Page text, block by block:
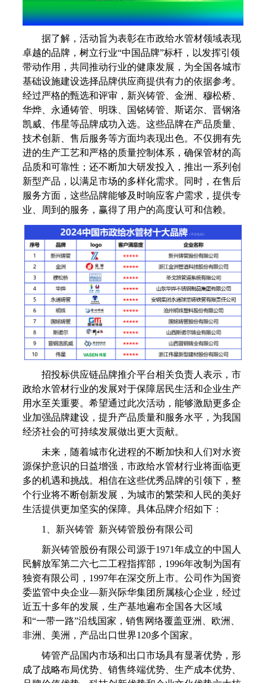
据了解，活动旨为表彰在市政给水管材领域表现
卓越的品牌，树立行业“中国品牌”标杆，以发挥引领
带动作用，共同推动行业的健康发展，为全国各城市
基础设施建设选择品牌供应商提供有力的依据参考。
经过严格的甄选和评审，新兴铸管、金洲、穆松桥、
华烨、永通铸管、明珠、国铭铸管、斯诺尔、晋钢洛
凯威、伟星等品牌成功入选。这些品牌在产品质量、
技术创新、售后服务等方面均表现出色。不仅拥有先
进的生产工艺和严格的质量控制体系，确保管材的高
品质和可靠性；还不断加大研发投入，推出一系列创
新型产品，以满足市场的多样化需求。同时，在售后
服务方面，这些品牌能够及时响应客户需求，提供专
业、周到的服务，赢得了用户的高度认可和信赖。
招投标供应链品牌推介平台相关负责人表示，市
政给水管材行业的发展对于保障居民生活和企业生产
用水至关重要。希望通过此次活动，能够激励更多企
业加强品牌建设，提升产品质量和服务水平，为我国
经济社会的可持续发展做出更大贡献。
未来，随着城市化进程的不断加快和人们对水资
源保护意识的日益增强，市政给水管材行业将面临更
多的机遇和挑战。相信在这些优秀品牌的引领下，整
个行业将不断创新发展，为城市的繁荣和人民的美好
生活提供更加坚实的保障。具体品牌介绍如下：
1、新兴铸管 新兴铸管股份有限公司
新兴铸管股份有限公司源于1971年成立的中国人
民解放军第二六七二工程指挥部，1996年改制为国有
独资有限公司，1997年在深交所上市。公司作为国资
委监管中央企业—新兴际华集团所属核心企业，经过
近五十多年的发展，生产基地遍布全国各大区域
和“一带一路”沿线国家，销售网络覆盖亚洲、欧洲、
非洲、美洲，产品出口世界120多个国家。
铸管产品国内市场和出口市场具有显著优势，形
成了战略布局优势、销售终端优势、生产成本优势、